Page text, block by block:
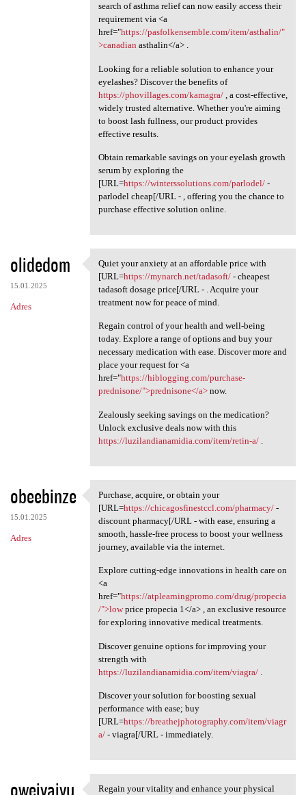
search of asthma relief can now easily access their
requirement via <a
href="https://pasfolkensemble.com/item/asthalin/"
>canadian asthalin</a> .
Looking for a reliable solution to enhance your
eyelashes? Discover the benefits of
https://phovillages.com/kamagra/, a cost-effective,
widely trusted alternative. Whether you're aiming
to boost lash fullness, our product provides
effective results.
Obtain remarkable savings on your eyelash growth
serum by exploring the
[URL=https://winterssolutions.com/parlodel/-
parlodel cheap[/URL - , offering you the chance to
purchase effective solution online.
olidedom
15.01.2025
Adres
Quiet your anxiety at an
Quiet your anxiety at an affordable price with
[URL=https://mynarch.net/tadasoft/- cheapest
tadasoft dosage price[/URL - . Acquire your
treatment now for peace of mind.
Regain control of your health and well-being
today. Explore a range of options and buy your
necessary medication with ease. Discover more and
place your request for <a
href="https://hiblogging.com/purchase-
prednisone/">prednisone</a>now.
Zealously seeking savings on the medication?
Unlock exclusive deals now with this
https://luzilandianamidia.com/item/retin-a/.
obeebinze
15.01.2025
Adres
Purchase, acquire, or obtain
Purchase, acquire, or obtain your
[URL=https://chicagosfinestccl.com/pharmacy/-
discount pharmacy[/URL - with ease, ensuring a
smooth, hassle-free process to boost your wellness
journey, available via the internet.
Explore cutting-edge innovations in health care on
<a
href="https://atplearningpromo.com/drug/propecia
/">lowprice propecia 1</a> , an exclusive resource
for exploring innovative medical treatments.
Discover genuine options for improving your
strength with
https://luzilandianamidia.com/item/viagra/.
Discover your solution for boosting sexual
performance with ease; buy
[URL=https://breathejphotography.com/item/viagr
a/- viagra[/URL - immediately.
oweivaivu Regain your vitality and enhance your physical